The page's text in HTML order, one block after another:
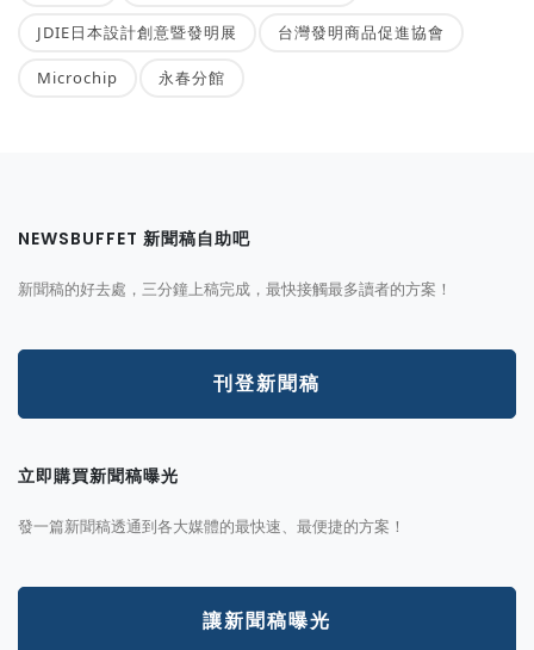
JDIE日本設計創意暨發明展 台灣發明商品促進協會
Microchip 永春分館
NEWSBUFFET 新聞稿自助吧
新聞稿的好去處，三分鐘上稿完成，最快接觸最多讀者的方案！
刊登新聞稿
立即購買新聞稿曝光
發一篇新聞稿透通到各大媒體的最快速、最便捷的方案！
讓新聞稿曝光